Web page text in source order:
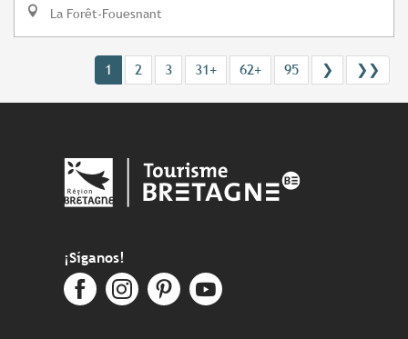
La Forêt-Fouesnant
1 2 3 31+ 62+ 95 ❯ ❯❯
¡Síganos!